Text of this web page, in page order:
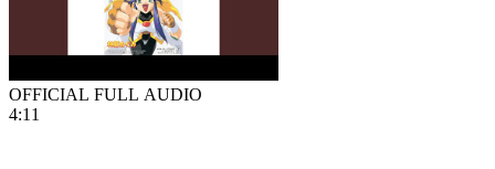
OFFICIAL FULL AUDIO
4:11